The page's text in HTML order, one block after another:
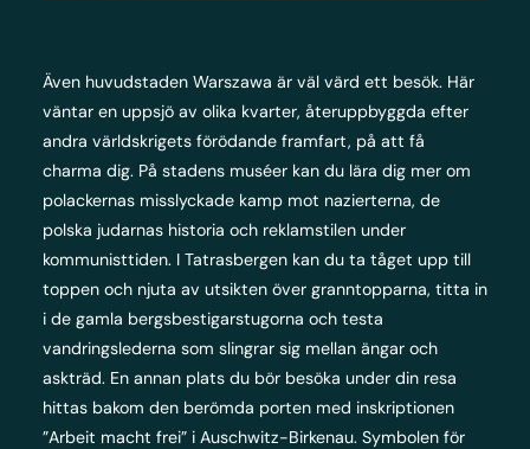
Även huvudstaden Warszawa är väl värd ett besök. Här
väntar en uppsjö av olika kvarter, återuppbyggda efter
andra världskrigets förödande framfart, på att få
charma dig. På stadens muséer kan du lära dig mer om
polackernas misslyckade kamp mot nazierterna, de
polska judarnas historia och reklamstilen under
kommunisttiden. I Tatrasbergen kan du ta tåget upp till
toppen och njuta av utsikten över granntopparna, titta in
i de gamla bergsbestigarstugorna och testa
vandringslederna som slingrar sig mellan ängar och
askträd. En annan plats du bör besöka under din resa
hittas bakom den berömda porten med inskriptionen
”Arbeit macht frei” i Auschwitz-Birkenau. Symbolen för